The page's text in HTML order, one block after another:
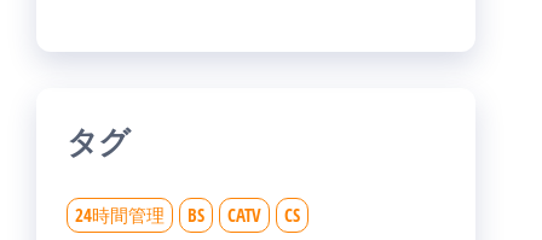
タグ
24時間管理 BS CATV CS